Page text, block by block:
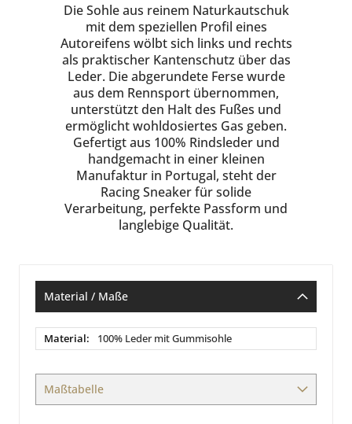
Die Sohle aus reinem Naturkautschuk
mit dem speziellen Profil eines
Autoreifens wölbt sich links und rechts
als praktischer Kantenschutz über das
Leder. Die abgerundete Ferse wurde
aus dem Rennsport übernommen,
unterstützt den Halt des Fußes und
ermöglicht wohldosiertes Gas geben.
Gefertigt aus 100% Rindsleder und
handgemacht in einer kleinen
Manufaktur in Portugal, steht der
Racing Sneaker für solide
Verarbeitung, perfekte Passform und
langlebige Qualität.
Material / Maße
Material
/
100% Leder mit Gummisohle
Maßtabelle